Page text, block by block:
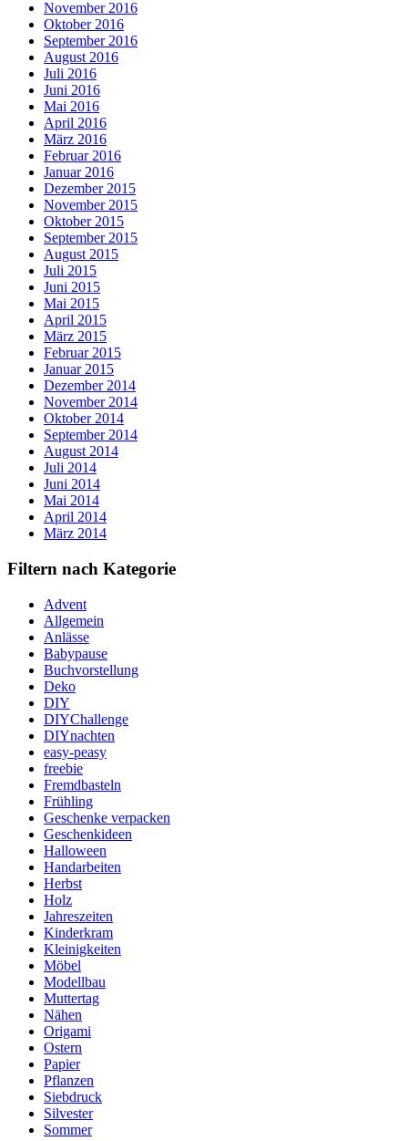
November 2016
Oktober 2016
September 2016
August 2016
Juli 2016
Juni 2016
Mai 2016
April 2016
März 2016
Februar 2016
Januar 2016
Dezember 2015
November 2015
Oktober 2015
September 2015
August 2015
Juli 2015
Juni 2015
Mai 2015
April 2015
März 2015
Februar 2015
Januar 2015
Dezember 2014
November 2014
Oktober 2014
September 2014
August 2014
Juli 2014
Juni 2014
Mai 2014
April 2014
März 2014
Filtern nach Kategorie
Advent
Allgemein
Anlässe
Babypause
Buchvorstellung
Deko
DIY
DIYChallenge
DIYnachten
easy-peasy
freebie
Fremdbasteln
Frühling
Geschenke verpacken
Geschenkideen
Halloween
Handarbeiten
Herbst
Holz
Jahreszeiten
Kinderkram
Kleinigkeiten
Möbel
Modellbau
Muttertag
Nähen
Origami
Ostern
Papier
Pflanzen
Siebdruck
Silvester
Sommer